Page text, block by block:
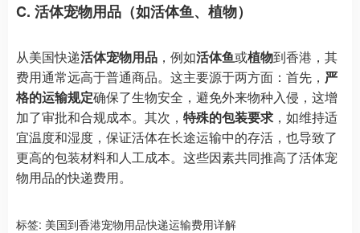
C. 活体宠物用品（如活体鱼、植物）
从美国快递活体宠物用品 ，例如活体鱼或植物到香港，其
费用通常远高于普通商品。这主要源于两方面：首先， 严
格的运输规定确保了生物安全，避免外来物种入侵，这增
加了审批和合规成本。其次， 特殊的包装要求 ，如维持适
宜温度和湿度，保证活体在长途运输中的存活，也导致了
更高的包装材料和人工成本。这些因素共同推高了活体宠
物用品的快递费用。
标签: 美国到香港宠物用品快递运输费用详解